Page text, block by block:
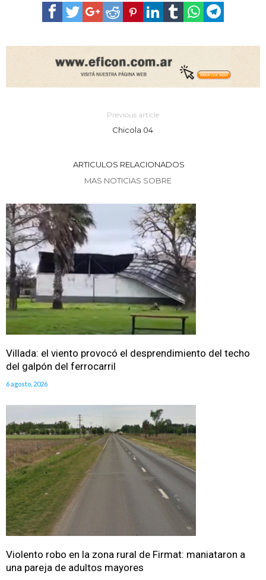
Previous article
Chicola 04
ARTICULOS RELACIONADOS
MAS NOTICIAS SOBRE
Villada: el viento provocó el desprendimiento del techo
del galpón del ferrocarril
6 agosto, 2026
Violento robo en la zona rural de Firmat: maniataron a
una pareja de adultos mayores